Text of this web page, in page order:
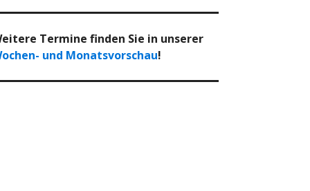
Termine finden Sie in unserer
und Monatsvorschau!